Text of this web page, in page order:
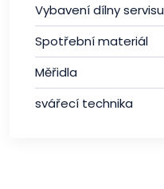
Vybavení dílny servisu
Spotřební materiál
Měřidla
svářecí technika